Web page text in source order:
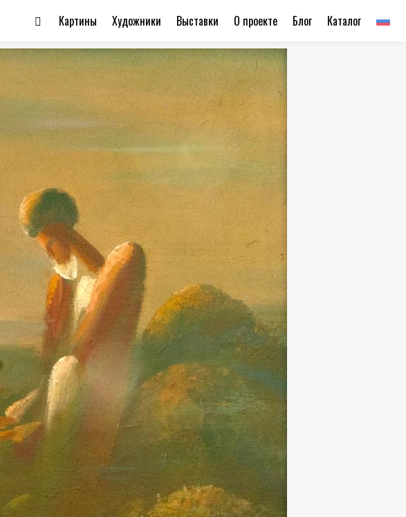
Каталог
Блог
О проекте
Выставки
Художники
Картины